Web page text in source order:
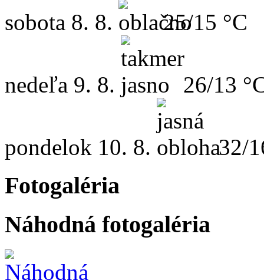
sobota 8. 8. 25/15 °C
nedeľa 9. 8. 26/13
pondelok 10. 8. 32/
Fotogaléria
Náhodná fotogaléria